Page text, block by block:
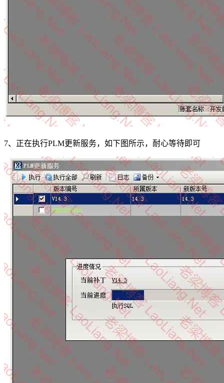
7、正在执行PLM更新服务，如下图所示，耐心等待即可